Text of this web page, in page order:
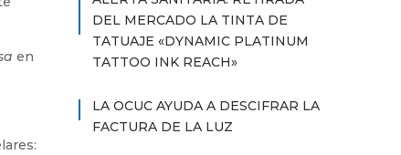
en
DEL MERCADO LA TINTA DE
TATUAJE «DYNAMIC PLATINUM
TATTOO INK REACH»
LA OCUC AYUDA A DESCIFRAR LA
FACTURA DE LA LUZ